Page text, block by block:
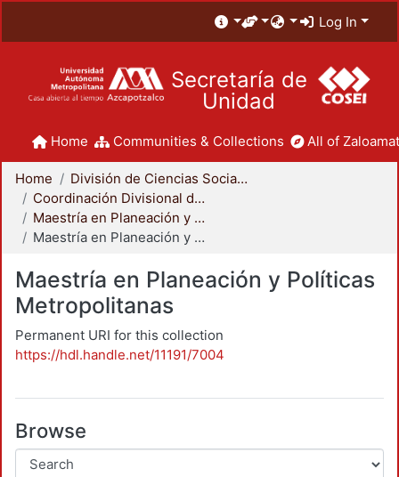
Log In
Secretaría de
Unidad
Home Communities & Collections All of
Home
División de Ciencias Sociales y Humanidades
Coordinación Divisional de Posgrado
Maestría en Planeación y Políticas Metropolitanas
Maestría en Planeación y Políticas Metropolitanas
Maestría en Planeación y Políticas
Metropolitanas
Permanent URI for this collection
https://hdl.handle.net/11191/7004
Browse